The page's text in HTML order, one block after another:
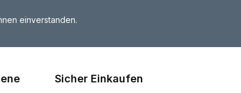
einverstanden.
Sicher Einkaufen